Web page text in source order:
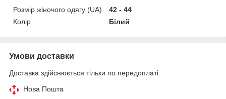
Розмір жіночого одягу (UA)
42 - 44
Колір
Білий
Умови доставки
Доставка здійснюється тільки по передоплаті.
Нова Пошта